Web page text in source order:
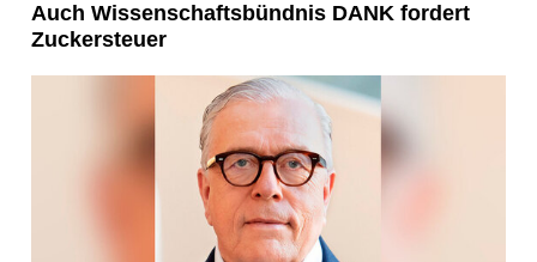
Auch Wissenschaftsbündnis DANK fordert
Zuckersteuer